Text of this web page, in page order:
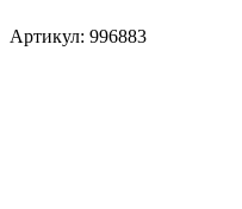
Артикул: 996883